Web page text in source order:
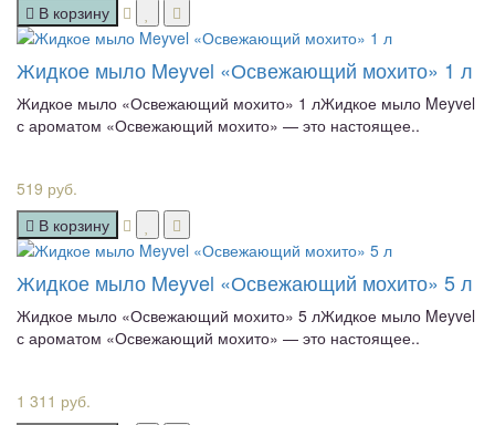
В корзину
Жидкое мыло Meyvel «Освежающий мохито» 1 л
Жидкое мыло «Освежающий мохито» 1 лЖидкое мыло Meyvel
с ароматом «Освежающий мохито» — это настоящее..
519 руб.
В корзину
Жидкое мыло Meyvel «Освежающий мохито» 5 л
Жидкое мыло «Освежающий мохито» 5 лЖидкое мыло Meyvel
с ароматом «Освежающий мохито» — это настоящее..
1 311 руб.